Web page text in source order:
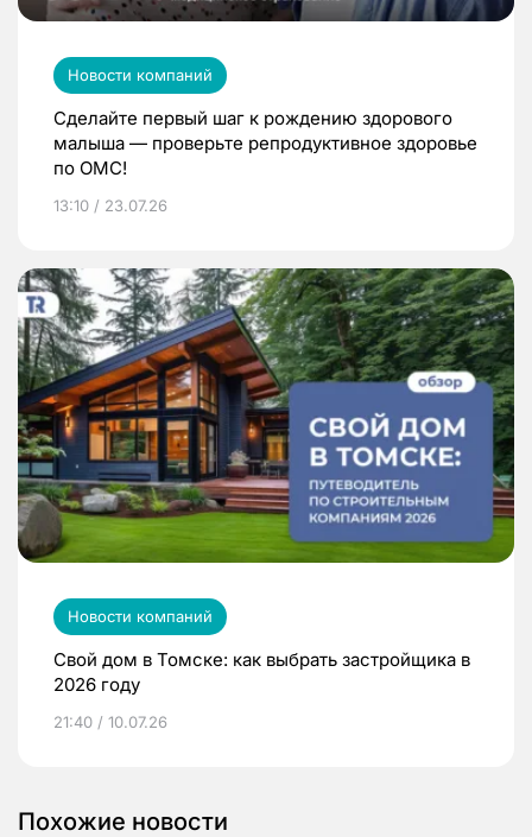
Новости компаний
Сделайте первый шаг к рождению здорового
малыша — проверьте репродуктивное здоровье
по ОМС!
13:10 / 23.07.26
Новости компаний
Свой дом в Томске: как выбрать застройщика в
2026 году
21:40 / 10.07.26
Похожие новости